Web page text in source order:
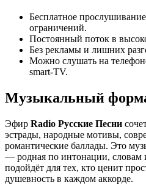
Бесплатное
ограничений.
Постоянный поток в
Без рекламы и лишних
Можно слушать на
smart-TV.
Музыкальный
Эфир Radio Русские Песни
эстрады, народные мотивы,
романтические баллады. Это
— родная по интонации, словам
подойдёт для тех, кто ценит
душевность в каждом аккорде.